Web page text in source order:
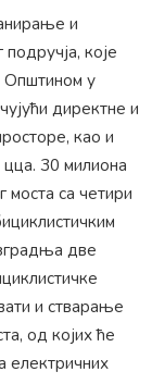
и
које
Општином у
директне и
као и
30 милиона
моста са четири
две
и стварање
од којих ће